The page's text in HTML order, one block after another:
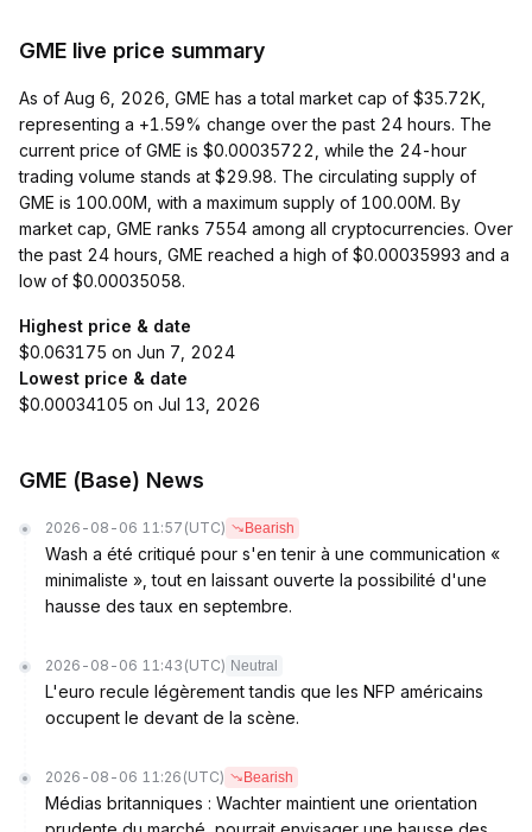
GME live price summary
As of Aug 6, 2026, GME has a total market cap of $35.72K,
representing a +1.59% change over the past 24 hours. The
current price of GME is $0.00035722, while the 24-hour
trading volume stands at $29.98. The circulating supply of
GME is 100.00M, with a maximum supply of 100.00M. By
market cap, GME ranks 7554 among all cryptocurrencies. Over
the past 24 hours, GME reached a high of $0.00035993 and a
low of $0.00035058.
Highest price & date
$0.063175 on Jun 7, 2024
Lowest price & date
$0.00034105 on Jul 13, 2026
GME (Base) News
2026-08-06 11:57 (UTC) Bearish
Wash a été critiqué pour s'en tenir à une communication «
minimaliste », tout en laissant ouverte la possibilité d'une
hausse des taux en septembre.
2026-08-06 11:43 (UTC) Neutral
L'euro recule légèrement tandis que les NFP américains
occupent le devant de la scène.
2026-08-06 11:26 (UTC) Bearish
Médias britanniques : Wachter maintient une orientation